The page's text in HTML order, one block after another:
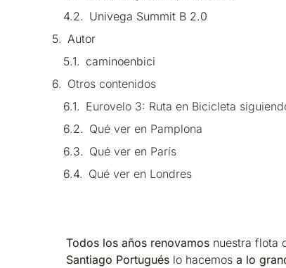
Univega Summit B 2.0
Autor
caminoenbici
Otros contenidos
Eurovelo 3: Ruta en Bicicleta
Qué ver en Pamplona
Qué ver en París
Qué ver en Londres
Todos los años renovamos nuestra flota
Santiago Portuguéslo hacemos a lo